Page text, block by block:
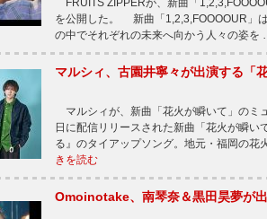
FRUITS ZIPPERが、新曲「
を公開した。 新曲「1,2,3,FOOOOUR」
の中でそれぞれの未来へ向かう人々の姿を
マルシィ、古園井寧々が出演する「
マルシィが、新曲「花火が瞬いて」の
日に配信リリースされた新曲「花火が瞬
る』のタイアップソング。地元・福岡の
きを読む
Omoinotake、南琴奈＆黒田昊夢が